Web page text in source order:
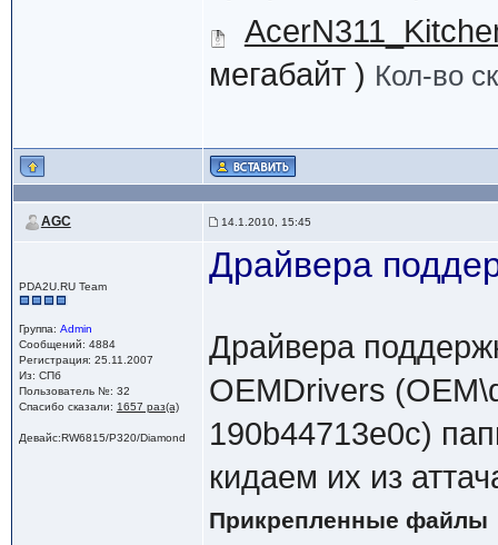
мегабайт ) Кол-во
AGC 14.1.2010, 15:45
PDA2U.RU Team
Группа: Admin
Сообщений: 4884
Регистрация: 25.11.2007
Из: СПб
Пользователь №: 32
Спасибо сказали: 1657 раз(а)
Девайс:RW6815/P320/Diamond
Драйвера
Драйвера
OEMDrivers
190b44713e0c)
кидаем их из
Прикрепленные файлы